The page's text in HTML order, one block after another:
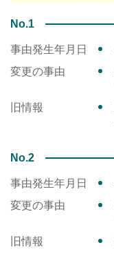
No.1
事由発生年月日
変更の事由
旧情報
No.2
事由発生年月日
変更の事由
旧情報